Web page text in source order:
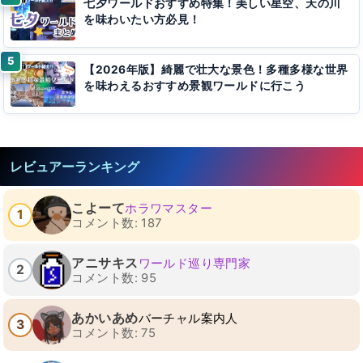
七夕ワールドおすすめ特集！美しい星空、天の川
を味わいたい方必見！
【2026年版】綺麗で壮大な景色！多種多様な世界
を味わえるおすすめ景観ワールドに行こう
レビュアーランキング
1 こよーてホラワマスター
コメント数: 187
2 アニサキス ワールド巡り専門家
コメント数: 95
3 あかいあめバーチャル案内人
コメント数: 75